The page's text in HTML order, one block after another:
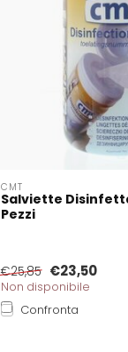
CMT
Salviette
Pezzi
€25,85 €23,50
Non disponibile
Confronta